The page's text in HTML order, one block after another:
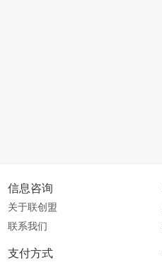
信息咨询
关于联创盟
联系我们
支付方式